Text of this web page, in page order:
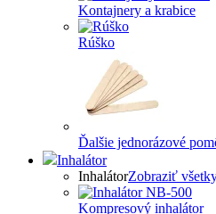
Kontajnery a krabice
Rúško
Ďalšie jednorázové
Inhalátor
InhalátorZobraziť
Kompresový inhalátor